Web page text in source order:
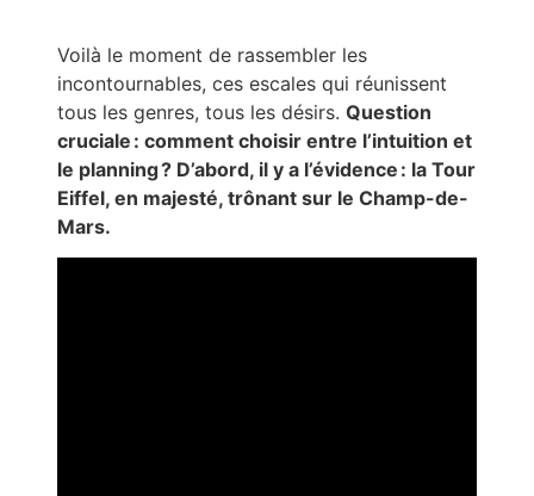
Voilà le moment de rassembler les
incontournables, ces escales qui réunissent
tous les genres, tous les désirs. Question
cruciale : comment choisir entre l’intuition et
le planning ? D’abord, il y a l’évidence : la Tour
Eiffel, en majesté, trônant sur le Champ-de-
Mars.